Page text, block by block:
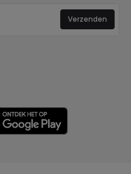
Verzenden